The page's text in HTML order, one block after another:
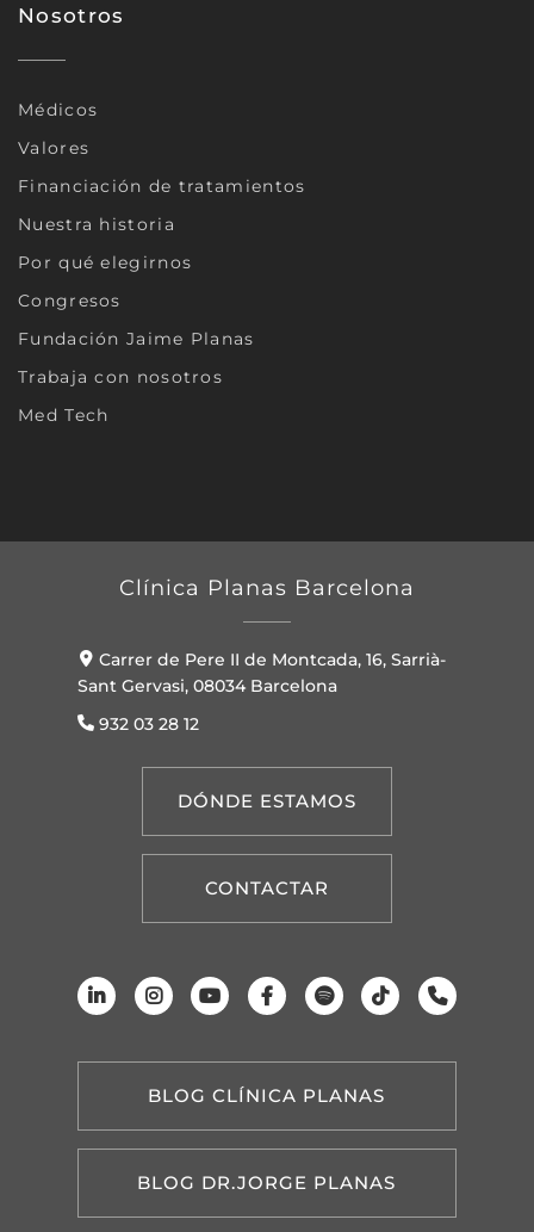
Nosotros
Médicos
Valores
Financiación de tratamientos
Nuestra historia
Por qué elegirnos
Congresos
Fundación Jaime Planas
Trabaja con nosotros
Med Tech
Clínica Planas Barcelona
Carrer de Pere II de Montcada, 16, Sarrià-
Sant Gervasi, 08034 Barcelona
932 03 28 12
DÓNDE ESTAMOS
CONTACTAR
BLOG CLÍNICA PLANAS
BLOG DR.JORGE PLANAS